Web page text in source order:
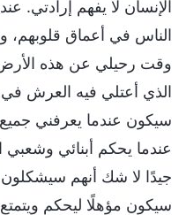
الإنسان لا يفهم إرادتي.
الناس في أعماق قلوبهم،
وقت رحيلي عن هذه
الذي أعتلي فيه العرش
سيكون عندما يعرفني
عندما يحكم أبنائي وشعبي
جيدًا لا شك أنهم سيشكلون
سيكون مؤهلًا ليحكم